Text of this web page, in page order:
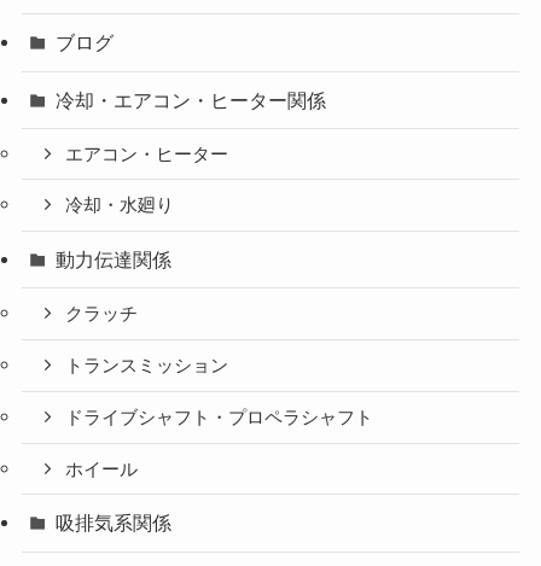
ブログ
冷却・エアコン・ヒーター関係
エアコン・ヒーター
冷却・水廻り
動力伝達関係
クラッチ
トランスミッション
ドライブシャフト・プロペラシャフト
ホイール
吸排気系関係